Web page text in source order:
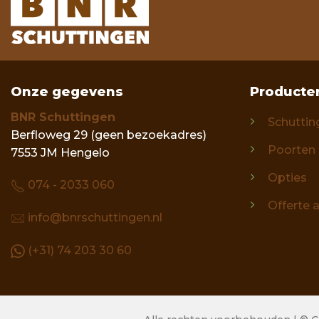
Onze gegevens
BNR Schuttingen
Berfloweg 29 (geen bezoekadres)
7553 JM Hengelo
074 - 2033 060
info@bnrschuttingen.nl
(+31) 74 203 30 60
Poorten
Opties
Offerte